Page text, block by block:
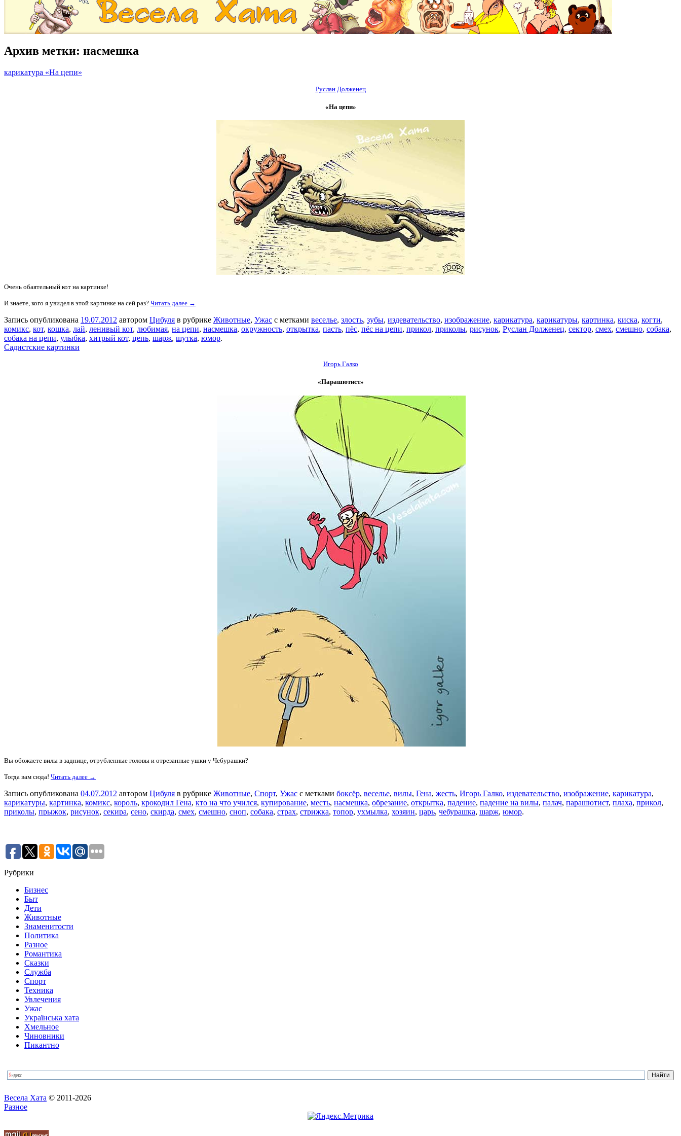
Архив метки: насмешка
карикатура «На цепи»
Руслан Долженец
«На цепи»
Очень обаятельный кот на картинке!
И знаете, кого я увидел в этой картинке на сей раз? Читать далее →
Запись опубликована 19.07.2012 автором Цибуля в рубрике Животные, Ужас с метками веселье, злость, зубы, издевательство, изображение, карикатура, карикатуры, картинка, киска, когти,
комикс, кот, кошка, лай, ленивый кот, любимая, на цепи, насмешка, окружность, открытка, пасть, пёс, пёс на цепи, прикол, приколы, рисунок, Руслан Долженец, сектор, смех, смешно, собака,
собака на цепи, улыбка, хитрый кот, цепь, шарж, шутка, юмор.
Садистские картинки
Игорь Галко
«Парашютист»
Вы обожаете вилы в заднице, отрубленные головы и отрезанные ушки у Чебурашки?
Тогда вам сюда! Читать далее →
Запись опубликована 04.07.2012 автором Цибуля в рубрике Животные, Спорт, Ужас с метками боксёр, веселье, вилы, Гена, жесть, Игорь Галко, издевательство, изображение, карикатура,
карикатуры, картинка, комикс, король, крокодил Гена, кто на что учился, купирование, месть, насмешка, обрезание, открытка, падение, падение на вилы, палач, парашютист, плаха, прикол,
приколы, прыжок, рисунок, секира, сено, скирда, смех, смешно, сноп, собака, страх, стрижка, топор, ухмылка, хозяин, царь, чебурашка, шарж, юмор.
Рубрики
Бизнес
Быт
Дети
Животные
Знаменитости
Политика
Разное
Романтика
Сказки
Служба
Спорт
Техника
Увлечения
Ужас
Українська хата
Хмельное
Чиновники
Пикантно
Весела Хата © 2011-2026
Разное